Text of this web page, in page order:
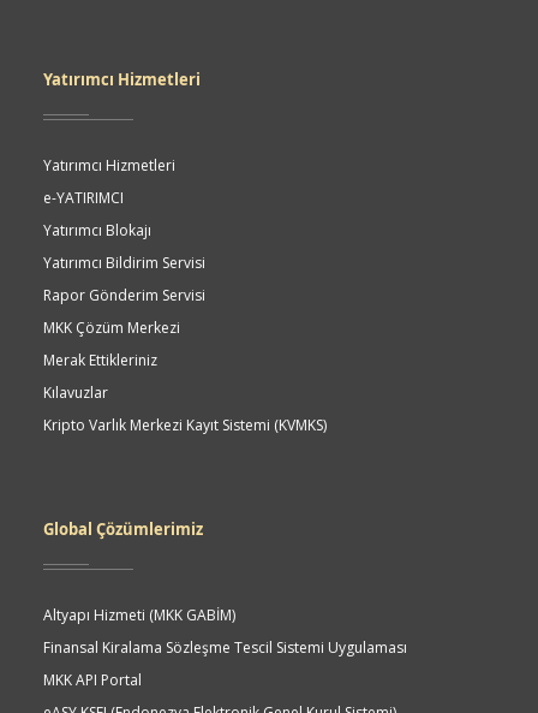
Yatırımcı Hizmetleri
Yatırımcı Hizmetleri
e-YATIRIMCI
Yatırımcı Blokajı
Yatırımcı Bildirim Servisi
Rapor Gönderim Servisi
MKK Çözüm Merkezi
Merak Ettikleriniz
Kılavuzlar
Kripto Varlık Merkezi Kayıt Sistemi (KVMKS)
Global Çözümlerimiz
Altyapı Hizmeti (MKK GABİM)
Finansal Kiralama Sözleşme Tescil Sistemi Uygulaması
MKK API Portal